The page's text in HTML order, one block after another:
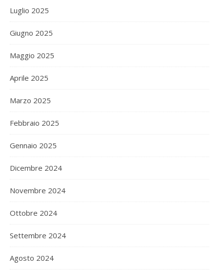
Luglio 2025
Giugno 2025
Maggio 2025
Aprile 2025
Marzo 2025
Febbraio 2025
Gennaio 2025
Dicembre 2024
Novembre 2024
Ottobre 2024
Settembre 2024
Agosto 2024